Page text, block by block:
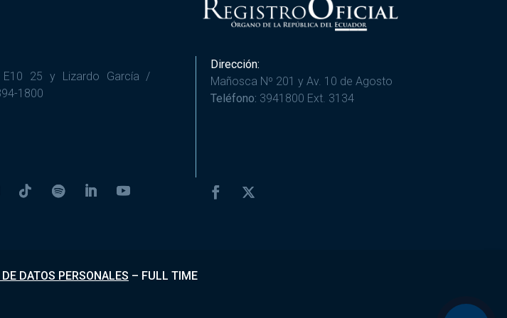
E10 25 y Lizardo García /
1800
Dirección:
Mañosca Nº 201 y Av. 10 de Agosto
Teléfono: 3941800 Ext. 3134
DATOS PERSONALES – FULL TIME